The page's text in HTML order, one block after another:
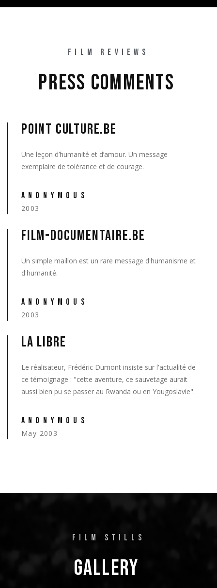
FILM REVIEWS
PRESS COMMENTS
POINT CULTURE.BE
Une leçon d’humanité et d’amour. Un message
exemplaire de tolérance et de courage.
ANONYMOUS
2003
FILM-DOCUMENTAIRE.BE
Un simple maillon est un rare message d'humanisme et
d'humanité.
ANONYMOUS
2003
LA LIBRE
Le réalisateur, Frédéric Dumont insiste sur l'actualité de
ce témoignage : "cette aventure, ce sauvetage aurait
aussi bien pu se passer au Rwanda ou en Yougoslavie".
ANONYMOUS
May 2003
FILM STILLS
GALLERY